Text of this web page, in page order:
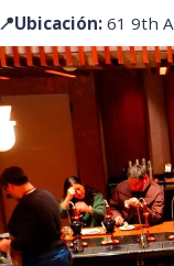
📍Ubicación:61 9th